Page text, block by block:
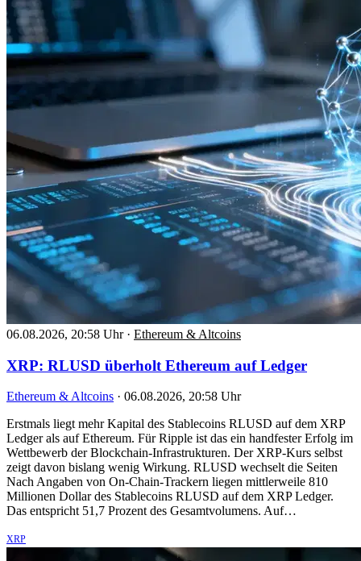
06.08.2026, 20:58 Uhr · Ethereum & Altcoins
XRP: RLUSD überholt Ethereum auf Ledger
Ethereum & Altcoins · 06.08.2026, 20:58 Uhr
Erstmals liegt mehr Kapital des Stablecoins RLUSD auf dem XRP
Ledger als auf Ethereum. Für Ripple ist das ein handfester Erfolg im
Wettbewerb der Blockchain-Infrastrukturen. Der XRP-Kurs selbst
zeigt davon bislang wenig Wirkung. RLUSD wechselt die Seiten
Nach Angaben von On-Chain-Trackern liegen mittlerweile 810
Millionen Dollar des Stablecoins RLUSD auf dem XRP Ledger.
Das entspricht 51,7 Prozent des Gesamtvolumens. Auf…
XRP